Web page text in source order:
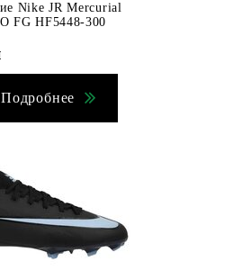
Nike JR Mercurial
FG HF5448-300
Подробнее